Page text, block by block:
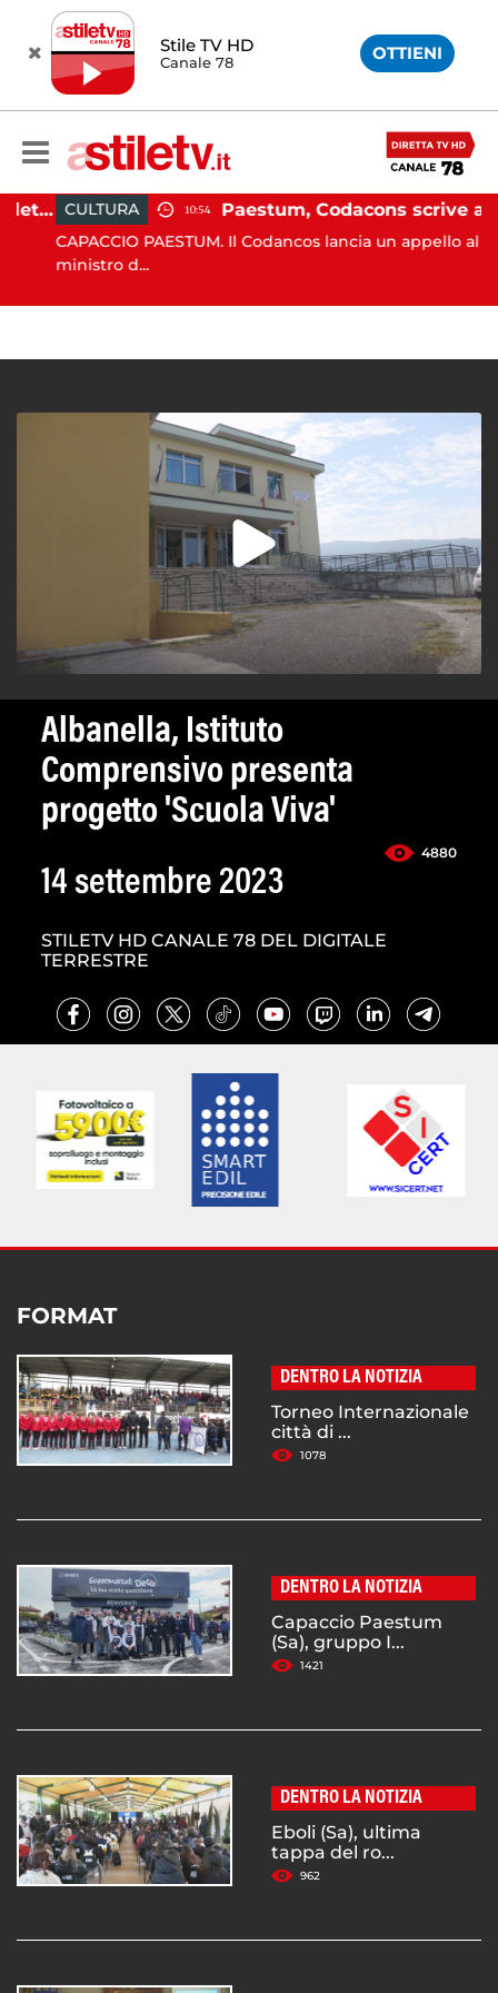
Stile TV HD
Canale 78 OTTIENI
Martina Carbonaro, braccialetto elettronico per i genitori della 14enne uccisa dall'ex CULTURA 10:54 Paestum, Codacons scrive al ministro Giuli: "Rilanciare scavi dell'Anfiteatro nell'area archeologica"
CAPACCIO PAESTUM. Il Codancos lancia un appello al
ministro d...
Albanella, Istituto
Comprensivo presenta
progetto 'Scuola Viva'
4880
14 settembre 2023
STILETV HD CANALE 78 DEL DIGITALE
TERRESTRE
FORMAT
DENTRO LA NOTIZIA
Torneo Internazionale
città di ...
1078
DENTRO LA NOTIZIA
Capaccio Paestum
(Sa), gruppo I...
1421
DENTRO LA NOTIZIA
Eboli (Sa), ultima
tappa del ro...
962